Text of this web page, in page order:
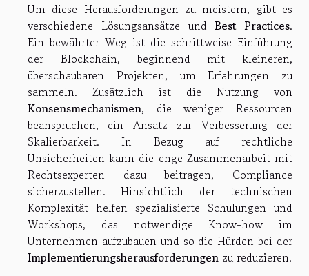
Um diese Herausforderungen zu meistern, gibt es
verschiedene Lösungsansätze undBest Practices.
Ein bewährter Weg ist die schrittweise Einführung
der Blockchain, beginnend mit kleineren,
überschaubaren Projekten, um Erfahrungen zu
sammeln. Zusätzlich ist die Nutzung von
Konsensmechanismen, die weniger Ressourcen
beanspruchen, ein Ansatz zur Verbesserung der
Skalierbarkeit. In Bezug auf rechtliche
Unsicherheiten kann die enge Zusammenarbeit mit
Rechtsexperten dazu beitragen, Compliance
sicherzustellen. Hinsichtlich der technischen
Komplexität helfen spezialisierte Schulungen und
Workshops, das notwendige Know-how im
Unternehmen aufzubauen und so die Hürden bei der
Implementierungsherausforderungen zu reduzieren.